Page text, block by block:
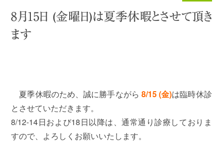
8月15日 (金曜日)は夏季休暇とさせて頂き
ます
夏季休暇のため、誠に勝手ながら 8/15 (金)は臨時休診
とさせていただきます。
8/12-14日および18日以降は、通常通り診療しておりま
すので、よろしくお願いいたします。